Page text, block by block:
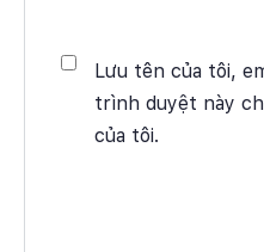
Lưu tên của tôi,
trình duyệt này
của tôi.